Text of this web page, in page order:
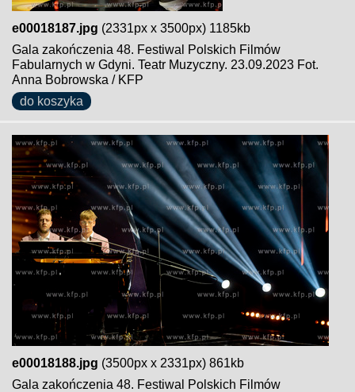
e00018187.jpg (2331px x 3500px) 1185kb
Gala zakończenia 48. Festiwal Polskich Filmów
Fabularnych w Gdyni. Teatr Muzyczny. 23.09.2023 Fot.
Anna Bobrowska / KFP
do koszyka
e00018188.jpg (3500px x 2331px) 861kb
Gala zakończenia 48. Festiwal Polskich Filmów